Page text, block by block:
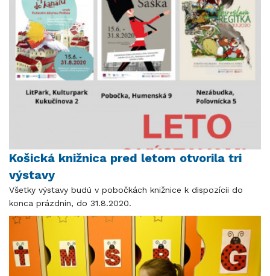
Košická knižnica pred letom otvorila tri
výstavy
Všetky výstavy budú v pobočkách knižnice k dispozícii do
konca prázdnin, do 31.8.2020.